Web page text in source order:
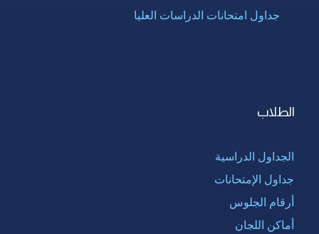
جداول امتحانات الدراسات العليا
الطلاب
الجداول الدراسية
جداول الإمتحانات
أرقام الجلوس
أماكن اللجان